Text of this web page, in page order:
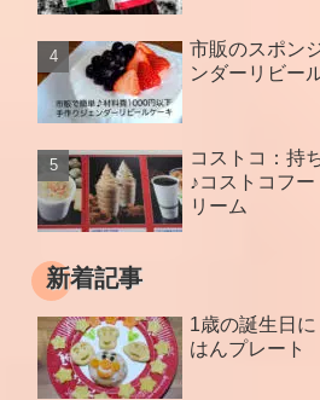
市販のスポン
ンダーリビー
コストコ：持
♪コストコフ
リーム
新着記事
1歳の誕生日
はんプレート